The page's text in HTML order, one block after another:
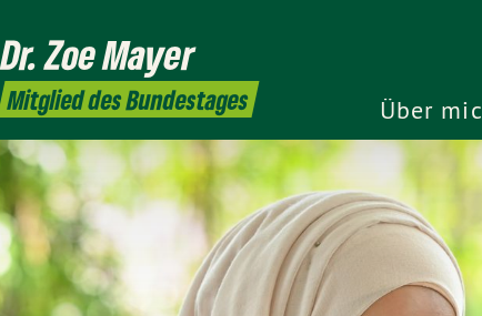
Dr. ZoeMayer
Mitglied des Bundestages Über